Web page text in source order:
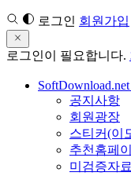
로그인 회원가입
로그인이 필요합니다.
SoftDownload.net
공지사항
회원광장
스티커(이
추천홈페이
미검증자료